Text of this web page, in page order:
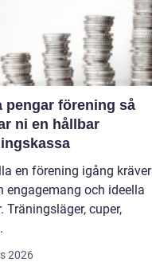
förening så
ni en hållbar
en förening igång kräver
engagemang och ideella
Träningsläger, cuper,
2026